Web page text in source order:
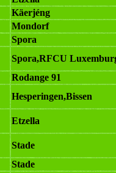
Käerjéng
Mondorf
Spora
Spora,RFCU
Rodange 91
Hesperingen,Bissen
Etzella
Stade
Stade